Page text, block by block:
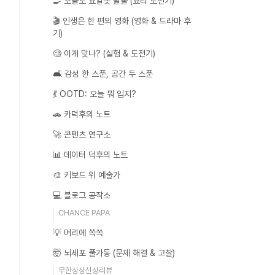
🎬 인생은 한 편의 영화 (영화 & 드라마 후
기)
🧐 이게 맞나? (실험 & 도전기)
🛋️ 감성 한 스푼, 공간 두 스푼
💃 OOTD: 오늘 뭐 입지?
🚗 카덕후의 노트
🚀 콘텐츠 연구소
📊 데이터 덕후의 노트
🎨 키보드 위 예술가
💻 블로그 공작소
CHANCE PAPA
💡 머리에 쏙쏙
🤯 뇌세포 풀가동 (문제 해결 & 고찰)
무한상상신상리뷰